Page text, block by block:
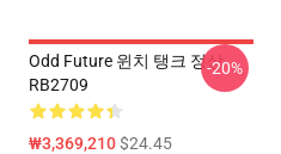
Odd Future 윈치 탱크 정상
RB2709
₩3,369,210$24.45
-20%